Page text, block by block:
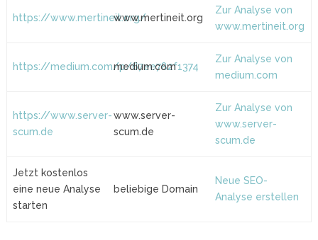
https://www.mertineit.org/www.mertineit.org
Zur Analyse von
www.mertineit.org
https://medium.com/p/67ee782f1374
medium.com
Zur Analyse von
medium.com
https://www.server-
scum.de
www.server-
scum.de
Zur Analyse von
www.server-
scum.de
Jetzt kostenlos
eine neue Analyse
starten
beliebige Domain
Neue SEO-
Analyse erstellen